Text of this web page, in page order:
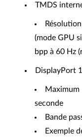
TMDS
(mode GPU
bpp à 60 Hz
DisplayPort
Maximum
seconde
Bande
Exemple